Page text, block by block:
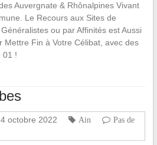
Auvergnate & Rhônalpines Vivant
Le Recours aux Sites de
ou par Affinités est Aussi
Mettre Fin à Votre Célibat, avec des
01 !
octobre 2022 Ain
Pas de